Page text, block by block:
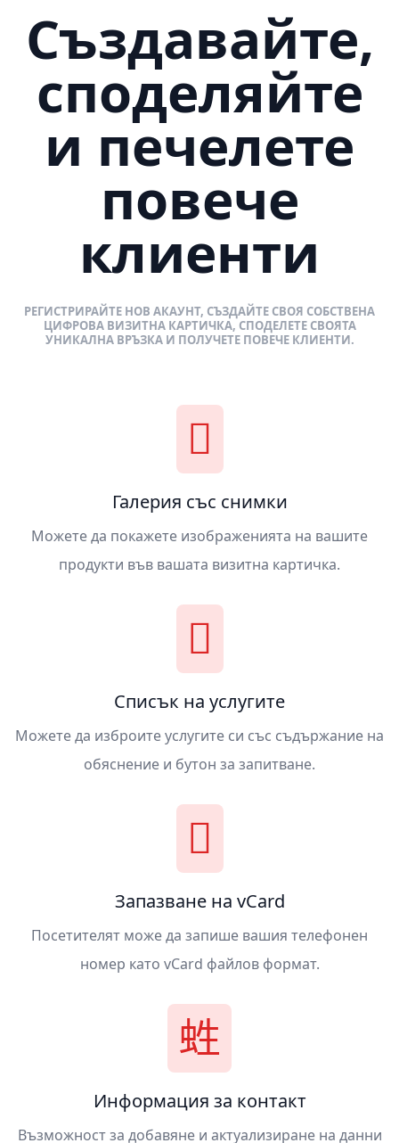
Създавайте,
споделяйте
и печелете
повече
клиенти
РЕГИСТРИРАЙТЕ НОВ АКАУНТ, СЪЗДАЙТЕ СВОЯ СОБСТВЕНА
ЦИФРОВА ВИЗИТНА КАРТИЧКА, СПОДЕЛЕТЕ СВОЯТА
УНИКАЛНА ВРЪЗКА И ПОЛУЧЕТЕ ПОВЕЧЕ КЛИЕНТИ.
Галерия със снимки
Можете да покажете изображенията на вашите
продукти във вашата визитна картичка.
Списък на услугите
Можете да изброите услугите си със съдържание на
обяснение и бутон за запитване.
Запазване на vCard
Посетителят може да запише вашия телефонен
номер като vCard файлов формат.
Информация за контакт
Възможност за добавяне и актуализиране на данни